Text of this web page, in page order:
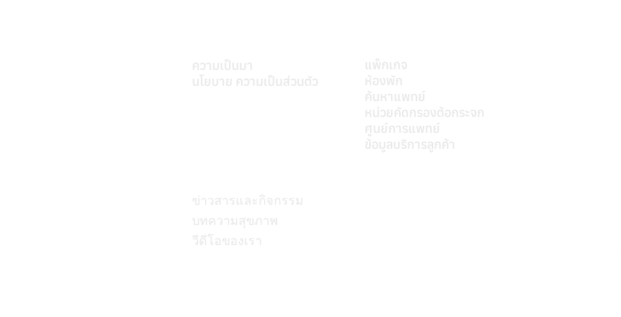
ความเป็นมา
นโยบาย ความเป็นส่วนตัว
แพ็กเกจ
ห้องพัก
ค้นหาแพทย์
หน่วยคัดกรองต้อกระจก
ศูนย์การแพทย์
ข้อมูลบริการลูกค้า
ข่าวสารและกิจกรรม
บทความสุขภาพ
วีดีโอของเรา